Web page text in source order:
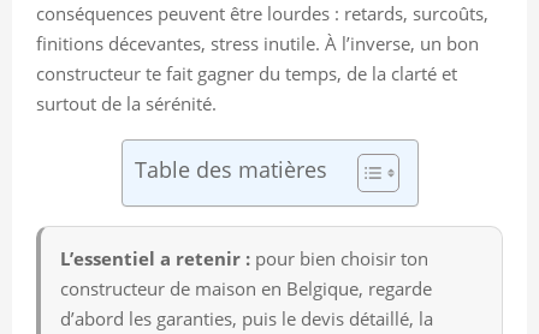
conséquences peuvent être lourdes : retards, surcoûts,
finitions décevantes, stress inutile. À l’inverse, un bon
constructeur te fait gagner du temps, de la clarté et
surtout de la sérénité.
Table des matières
L’essentiel a retenir : pour bien choisir ton
constructeur de maison en Belgique, regarde
d’abord les garanties, puis le devis détaillé, la